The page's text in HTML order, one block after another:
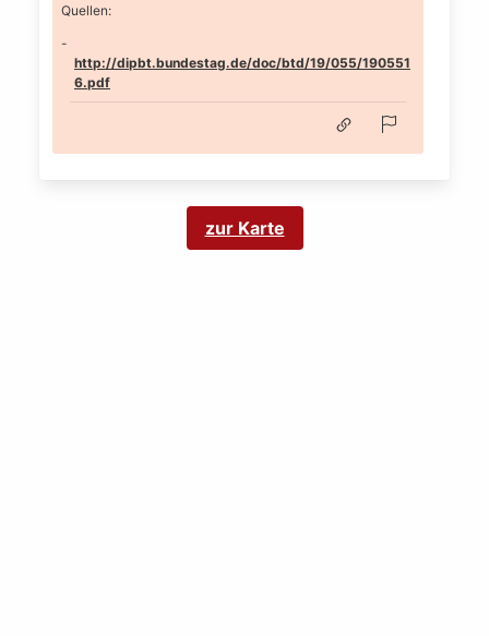
Quellen:
http://dipbt.bundestag.de/doc/btd/19/055/190551
6.pdf
zur Karte